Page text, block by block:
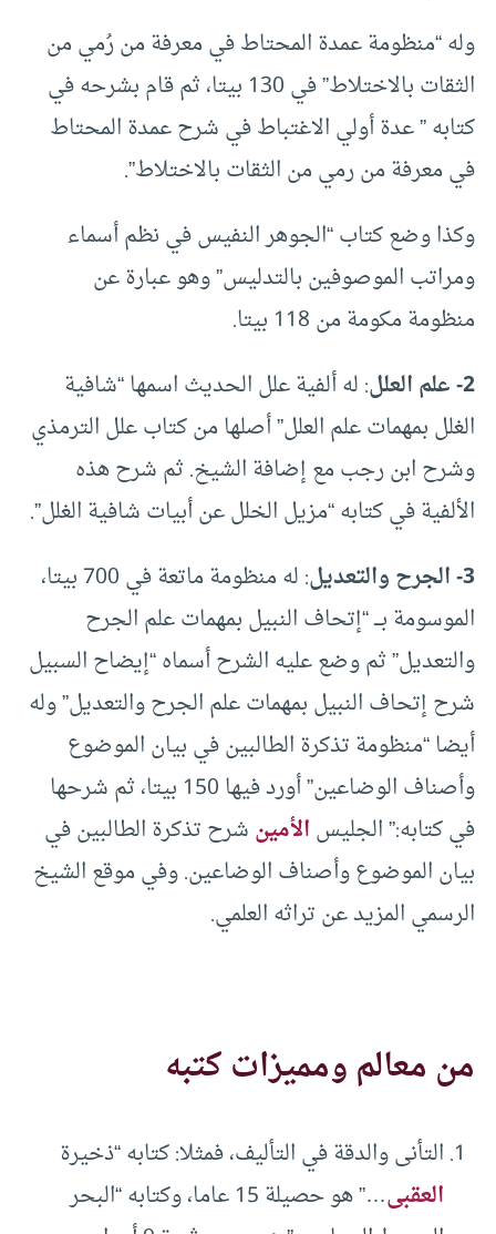
وله “منظومة عمدة المحتاط في معرفة من رُمي من
الثقات بالاختلاط” في 130 بيتا، ثم قام بشرحه في
كتابه ” عدة أولي الاغتباط في شرح عمدة المحتاط
في معرفة من رمي من الثقات بالاختلاط”.
وكذا وضع كتاب “الجوهر النفيس في نظم أسماء
ومراتب الموصوفين بالتدليس” وهو عبارة عن
منظومة مكومة من 118 بيتا.
2- علم العلل
: له ألفية علل الحديث اسمها “شافية
الغلل بمهمات علم العلل” أصلها من كتاب علل الترمذي
وشرح ابن رجب مع إضافة الشيخ. ثم شرح هذه
الألفية في كتابه “مزيل الخلل عن أبيات شافية الغلل”.
3- الجرح والتعديل
: له منظومة ماتعة في 700 بيتا،
الموسومة بـــ “إتحاف النبيل بمهمات علم الجرح
والتعديل” ثم وضع عليه الشرح أسماه “إيضاح السبيل
شرح إتحاف النبيل بمهمات علم الجرح والتعديل” وله
أيضا “منظومة تذكرة الطالبين في بيان الموضوع
وأصناف الوضاعين” أورد فيها 150 بيتا، ثم شرحها
في كتابه:” الجليسالأمينشرح تذكرة الطالبين في
بيان الموضوع وأصناف الوضاعين. وفي موقع الشيخ
الرسمي المزيد عن تراثه العلمي.
من معالم ومميزات كتبه
التأنى والدقة في التأليف، فمثلا: كتابه “ذخيرة
العقبى
…” هو حصيلة 15 عاما، وكتابه “البحر